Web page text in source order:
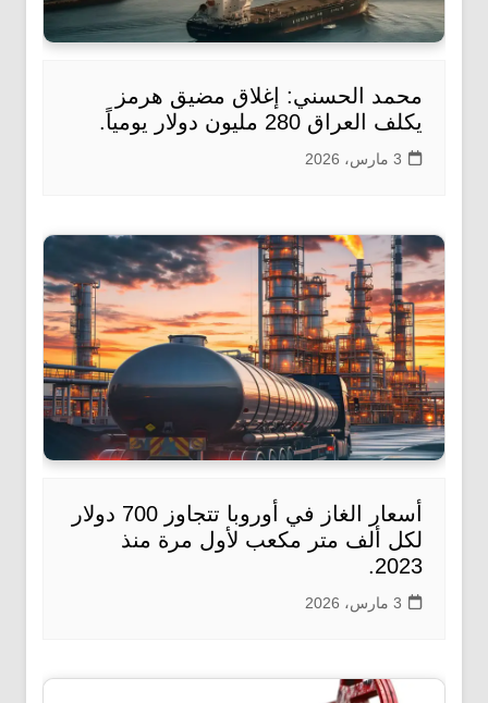
محمد الحسني: إغلاق مضيق هرمز
يكلف العراق 280 مليون دولار يومياً.
3 مارس، 2026
أسعار الغاز في أوروبا تتجاوز 700 دولار
لكل ألف متر مكعب لأول مرة منذ
2023.
3 مارس، 2026